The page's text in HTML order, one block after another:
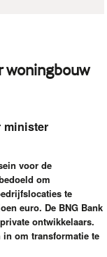
woningbouw
minister
voor de
om
te
euro. De BNG Bank
ontwikkelaars.
om transformatie te